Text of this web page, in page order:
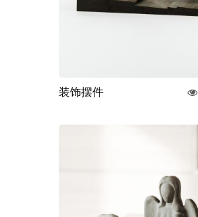
装饰摆件